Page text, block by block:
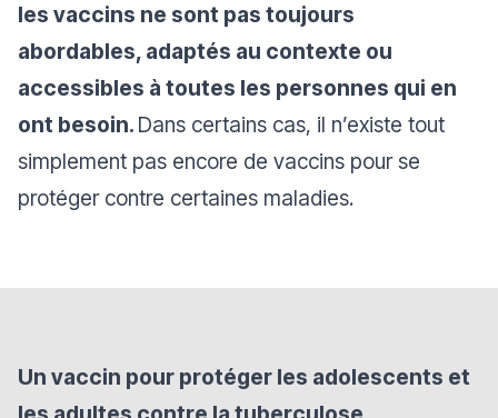
les vaccins ne sont pas toujours
abordables, adaptés au contexte ou
accessibles à toutes les personnes qui en
ont besoin. Dans certains cas, il n’existe tout
simplement pas encore de vaccins pour se
protéger contre certaines maladies.
Un vaccin pour protéger les adolescents et